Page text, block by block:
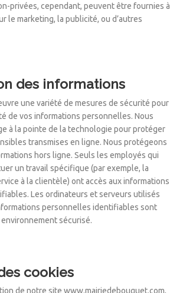
privées, cependant, peuvent être fournies à
le marketing, la publicité, ou d’autres
des informations
une variété de mesures de sécurité pour
de vos informations personnelles. Nous
à la pointe de la technologie pour protéger
transmises en ligne. Nous protégeons
hors ligne. Seuls les employés qui
un travail spécifique (par exemple, la
à la clientèle) ont accès aux informations
Les ordinateurs et serveurs utilisés
personnelles identifiables sont
sécurisé.
cookies
de notre site www.mairiedebouquet.com,